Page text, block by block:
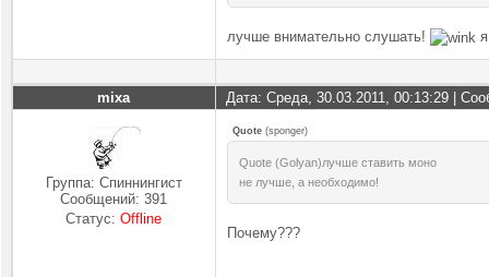
лучше внимательно слушать!
mixa Дата: Среда, 30.03.2011, 00:13:29 |
Группа: Спиннингист
Сообщений:391
Статус:Offline
Quote (sponger)
Quote (Golyan)лучше ставить моно
не лучше, а необходимо!
Почему???